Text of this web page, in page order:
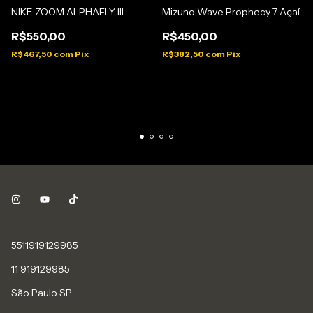
NIKE ZOOM ALPHAFLY III
R$550,00
R$467,50 com Pix
Mizuno Wave Prophecy 7 Açaí
R$450,00
R$382,50 com Pix
5511919129985
11 919129985
São Paulo SP